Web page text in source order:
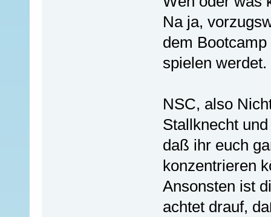
Na ja,
dem
spielen werdet.
NSC, also
Stallknecht
daß ihr euch
konzentrieren
Ansonsten ist
achtet drauf,